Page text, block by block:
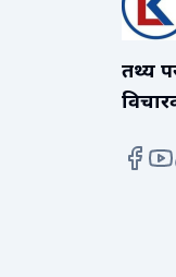
तथ्य